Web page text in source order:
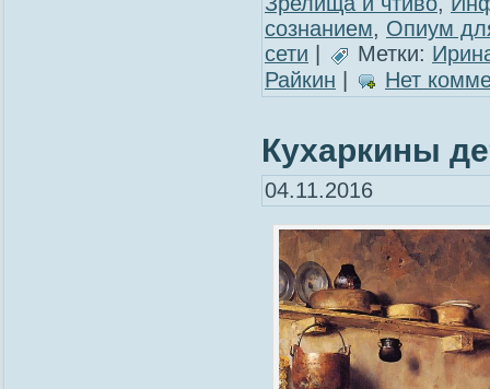
сознанием, Опиум
сети
Метки:
Райкин
Нет
Кухаркины
04.11.2016